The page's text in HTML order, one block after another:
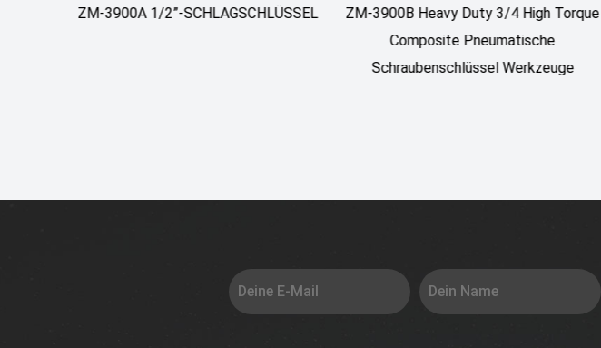
ZM-3900B Heavy Duty 3/4 High Torque
ZM-3700 1/2 Zoll Druckluft-
Schlagschrauber
Schraubenschlüssel